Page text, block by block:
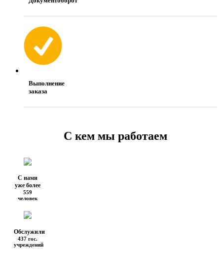
Выполнение
заказа
С кем мы работаем
С нами
уже более
559
человек
Обслужили
437 гос.
учреждений